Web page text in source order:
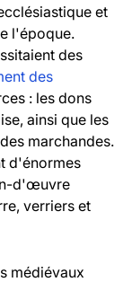
et
l'époque.
des
des
: les dons
ainsi que les
marchandes.
d'énormes
d'œuvre
verriers et
médiévaux